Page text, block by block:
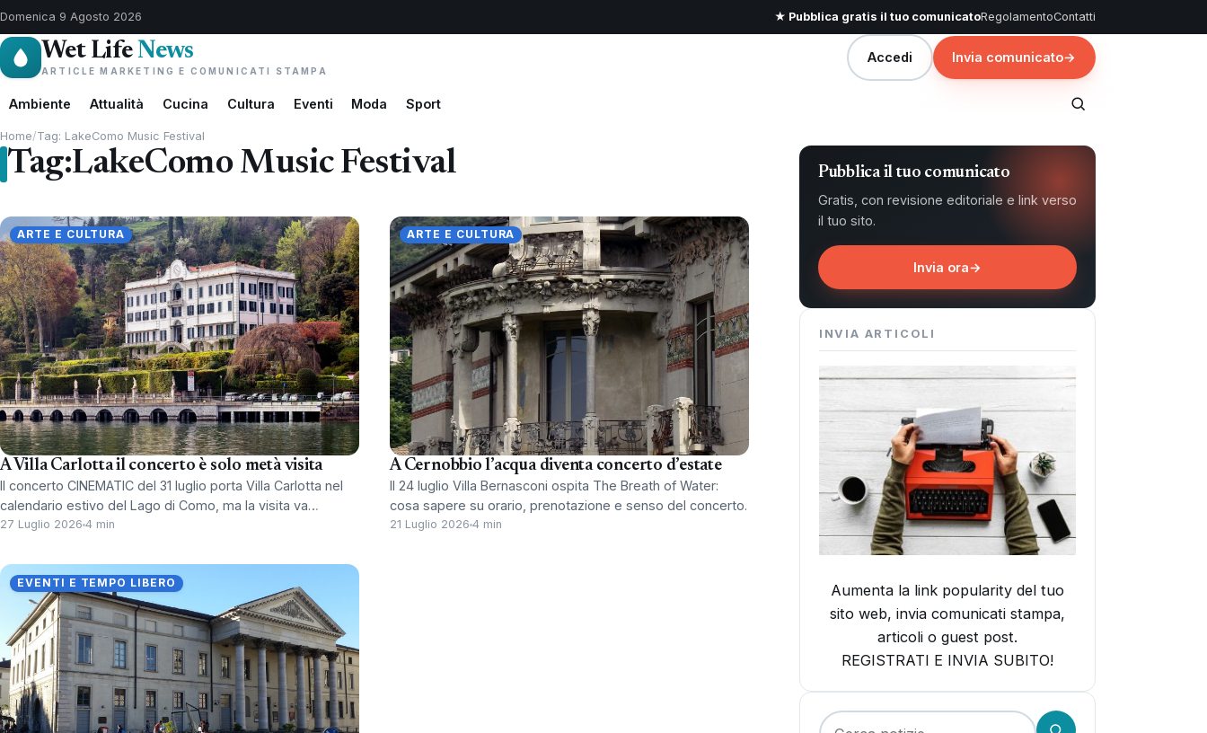
Domenica 9 Agosto 2026 ★ Pubblica gratis il tuo comunicatoRegolamentoContatti
Wet LifeNews
ARTICLE MARKETING E COMUNICATI STAMPA
Accedi Invia comunicato→
Ambiente Attualità Cucina Cultura Eventi Moda Sport
Home/Tag: LakeComo Music Festival
Tag:LakeComo Music Festival
ARTE E CULTURA
A Villa Carlotta il concerto è solo metà visita
Il concerto CINEMATIC del 31 luglio porta Villa Carlotta nel
calendario estivo del Lago di Como, ma la visita va…
27 Luglio 2026 4 min
ARTE E CULTURA
A Cernobbio l’acqua diventa concerto d’estate
Il 24 luglio Villa Bernasconi ospita The Breath of Water:
cosa sapere su orario, prenotazione e senso del concerto.
21 Luglio 2026 4 min
EVENTI E TEMPO LIBERO
Pubblica il tuo comunicato
Gratis, con revisione editoriale e link verso
il tuo sito.
Invia ora→
INVIA ARTICOLI
Aumenta la link popularity del tuo
sito web, invia comunicati stampa,
articoli o guest post.
REGISTRATI E INVIA SUBITO!
Cerca: